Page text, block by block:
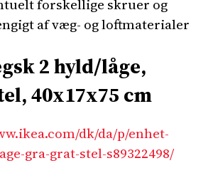
forskellige skruer og
af væg- og loftmaterialer
2 hyld/låge,
40x17x75 cm
dk/da/p/enhet-
gra-grat-stel-s89322498/